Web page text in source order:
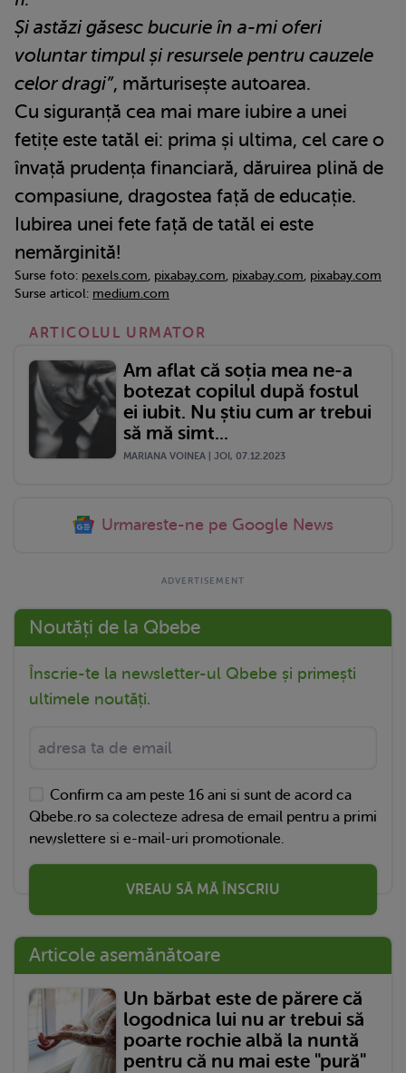
Și astăzi găsesc bucurie în a-mi oferi
voluntar timpul și resursele pentru cauzele
celor dragi”, mărturisește autoarea.
Cu siguranță cea mai mare iubire a unei
fetițe este tatăl ei: prima și ultima, cel care o
învață prudența financiară, dăruirea plină de
compasiune, dragostea față de educație.
Iubirea unei fete față de tatăl ei este
nemărginită!
Surse foto: pexels.com pixabay.com pixabay.com pixabay.com
Surse articol: medium.com
ARTICOLUL URMATOR
Am aflat că soția mea ne-a
botezat copilul după fostul
ei iubit. Nu știu cum ar trebui
să mă simt...
MARIANA VOINEA | JOI, 07.12.2023
Urmareste-ne pe Google News
Noutăți de la Qbebe
Înscrie-te la newsletter-ul Qbebe și primești
ultimele noutăți.
Confirm ca am peste 16 ani si sunt de acord ca
Qbebe.ro sa colecteze adresa de email pentru a primi
newslettere si e-mail-uri promotionale.
VREAU SĂ MĂ ÎNSCRIU
Articole asemănătoare
Un bărbat este de părere că
logodnica lui nu ar trebui să
poarte rochie albă la nuntă
pentru că nu mai este "pură"